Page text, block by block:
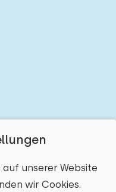
auf unserer Website
wir Cookies.